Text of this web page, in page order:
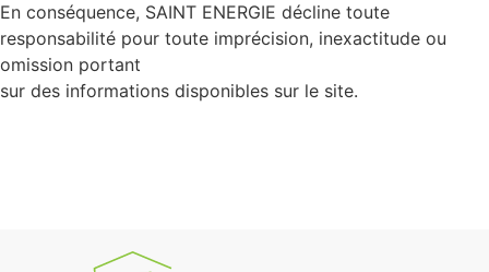
En conséquence, SAINT ENERGIE décline toute
responsabilité pour toute imprécision, inexactitude ou
omission portant
sur des informations disponibles sur le site.